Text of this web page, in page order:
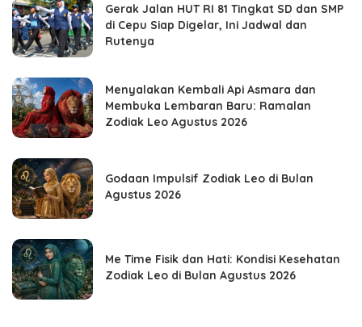
Gerak Jalan HUT RI 81 Tingkat SD dan SMP
di Cepu Siap Digelar, Ini Jadwal dan
Rutenya
Menyalakan Kembali Api Asmara dan
Membuka Lembaran Baru: Ramalan
Zodiak Leo Agustus 2026
Godaan Impulsif Zodiak Leo di Bulan
Agustus 2026
Me Time Fisik dan Hati: Kondisi Kesehatan
Zodiak Leo di Bulan Agustus 2026